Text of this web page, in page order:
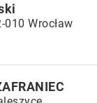
Wrocław